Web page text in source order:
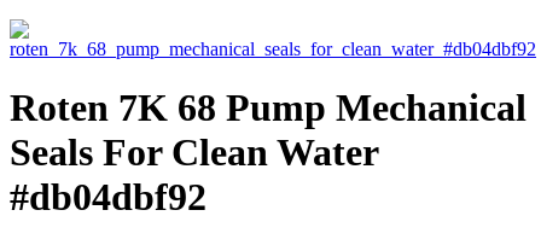
Roten 7K 68 Pump Mechanical
Seals For Clean Water
#db04dbf92